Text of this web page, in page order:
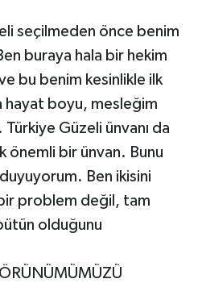
seçilmeden önce benim
buraya hala bir hekim
bu benim kesinlikle ilk
hayat boyu, mesleğim
Güzeli ünvanı da
önemli bir ünvan. Bunu
Ben ikisini
problem değil, tam
olduğunu